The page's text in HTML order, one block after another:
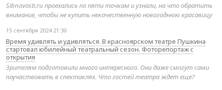
Sibnovosti.ru проехались по пяти точкам и узнали, на что обратить
внимание, чтобы не купить некачественную новогоднюю красавицу
15 сентября 2024 21:30
Время удивлять и удивляться. В красноярском театре Пушкина
стартовал юбилейный театральный сезон. Фоторепортаж с
открытия
Зрителям подготовили много интересного. Они даже смогут сами
поучаствовать в спектаклях. Что гостей театра ждет еще?